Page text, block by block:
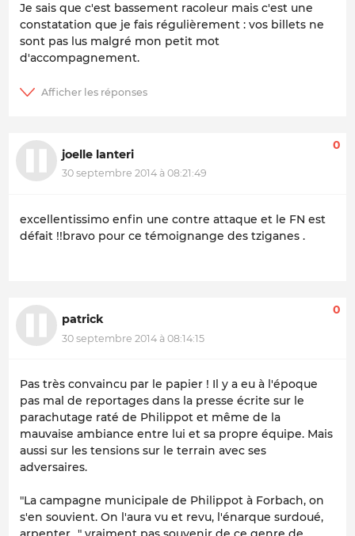
Je sais que c'est bassement racoleur mais c'est une
constatation que je fais régulièrement : vos billets ne
sont pas lus malgré mon petit mot
d'accompagnement.
joelle lanteri
30 septembre 2014 à 08:21:49
0
excellentissimo enfin une contre attaque et le FN est
défait !!bravo pour ce témoignange des tziganes .
patrick
30 septembre 2014 à 08:14:15
0
Pas très convaincu par le papier ! Il y a eu à l'époque
pas mal de reportages dans la presse écrite sur le
parachutage raté de Philippot et même de la
mauvaise ambiance entre lui et sa propre équipe. Mais
aussi sur les tensions sur le terrain avec ses
adversaires.
"La campagne municipale de Philippot à Forbach, on
s'en souvient. On l'aura vu et revu, l'énarque surdoué,